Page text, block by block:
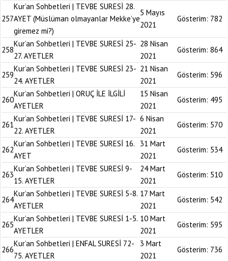
257
Kur’an Sohbetleri | TEVBE SURESİ 28.
AYET (Müslüman olmayanlar Mekke’ye
giremez mi?)
5 Mayıs
2021
Gösterim: 782
258
Kur’an Sohbetleri | TEVBE SURESİ 25-
27. AYETLER
28 Nisan
2021
Gösterim: 864
259
Kur’an Sohbetleri | TEVBE SURESİ 23-
24. AYETLER
21 Nisan
2021
Gösterim: 596
260
Kur’an Sohbetleri | ORUÇ İLE İLGİLİ
AYETLER
15 Nisan
2021
Gösterim: 495
261
Kur’an Sohbetleri | TEVBE SURESİ 17-
22. AYETLER
6 Nisan
2021
Gösterim: 570
262
Kur’an Sohbetleri | TEVBE SURESİ 16.
AYET
31 Mart
2021
Gösterim: 534
263
Kur’an Sohbetleri | TEVBE SURESİ 9-
15. AYETLER
24 Mart
2021
Gösterim: 510
264
Kur’an Sohbetleri | TEVBE SURESİ 5-8.
AYETLER
17 Mart
2021
Gösterim: 542
265
Kur’an Sohbetleri | TEVBE SURESİ 1-5.
AYETLER
10 Mart
2021
Gösterim: 595
266
Kur’an Sohbetleri | ENFAL SURESİ 72-
75. AYETLER
3 Mart
2021
Gösterim: 736